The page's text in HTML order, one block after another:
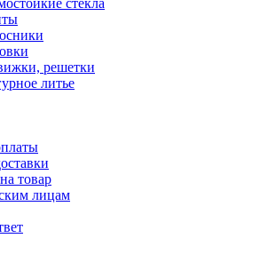
стекла
решетки
литье
товар
лицам